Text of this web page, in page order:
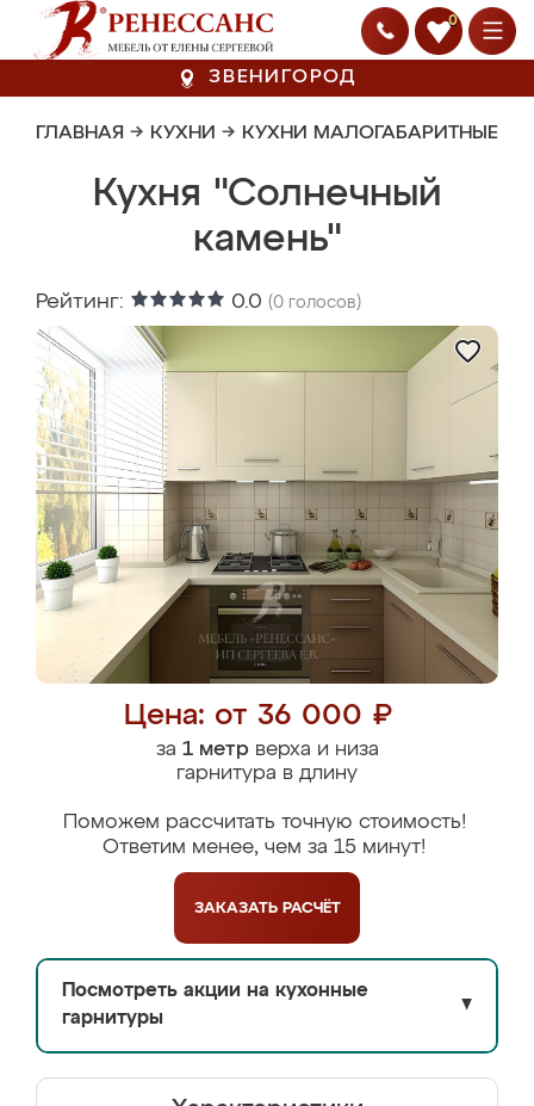
0
ЗВЕНИГОРОД
ГЛАВНАЯ → КУХНИ → КУХНИ МАЛОГАБАРИТНЫЕ
Кухня "Солнечный
камень"
Рейтинг: 0.0 (0 голосов)
Цена: от 36 000 ₽
за 1 метрверха и низа
гарнитура в длину
Поможем рассчитать точную стоимость!
Ответим менее, чем за 15 минут!
ЗАКАЗАТЬ РАСЧЁТ
Посмотреть акции на кухонные
гарнитуры
▼